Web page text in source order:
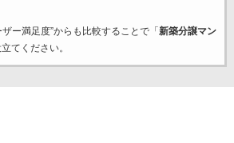
ー満足度”からも比較することで「 新築分譲マン
てください。